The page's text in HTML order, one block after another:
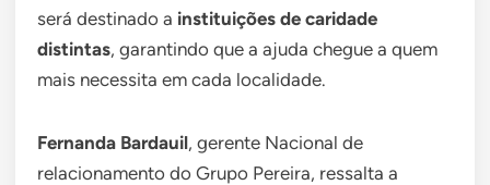
será destinado a instituições de caridade
distintas, garantindo que a ajuda chegue a quem
mais necessita em cada localidade.
Fernanda Bardauil, gerente Nacional de
relacionamento do Grupo Pereira, ressalta a